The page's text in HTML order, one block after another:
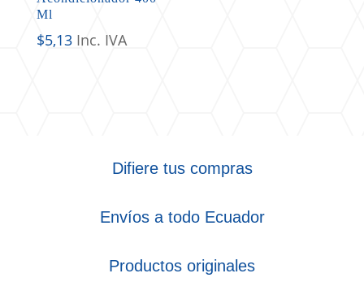
Ml
$5,13 Inc. IVA
Difiere tus compras
Envíos a todo Ecuador
Productos originales